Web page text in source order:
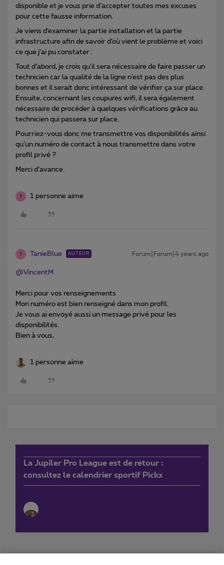
disponible et je vous prie d’accepter toutes mes excuses
pour cette fausse information.
Je viens d’examiner la partie installation et la partie
infrastructure afin de savoir d’où vient le problème et voici
ce que j’ai pu constater :
Tout d’abord, je crois qu’il sera nécessaire de faire passer un
technicien car la qualité de la ligne n’est pas des plus
bonnes et il serait donc intéressant de vérifier ça sur place.
Ensuite, concernant les coupures wifi, il sera également
nécessaire de procéder à quelques vérifications grâce au
technicien qui passera sur place.
Pourriez-vous donc me transmettre vos disponibilités ainsi
qu’un numéro de contact à nous transmettre dans votre
profil privé ?
Merci d’avance.
T 1 personne aime
T TanieBlue AUTEUR Forum|Forum|4 years ago
@VincentM
Merci pour vos renseignements
Mon numéro est bien renseigné dans mon profil.
Je vous ai envoyé aussi un message privé pour les
disponibilités.
Bien à vous,
1 personne aime
La Jupiler Pro League est de retour :
consultez le calendrier sportif Pickx